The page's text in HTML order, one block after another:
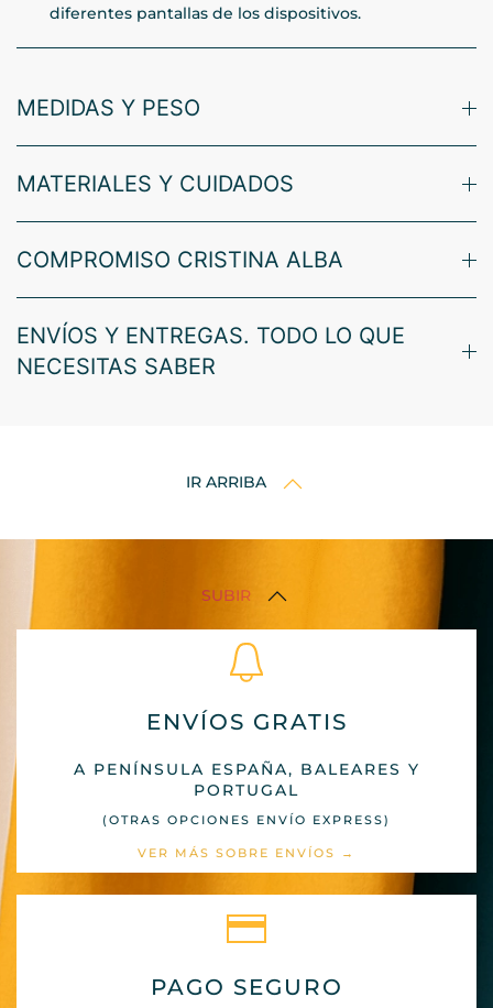
diferentes pantallas de los dispositivos.
MEDIDAS Y PESO
MATERIALES Y CUIDADOS
COMPROMISO CRISTINA ALBA
ENVÍOS Y ENTREGAS. TODO LO QUE
NECESITAS SABER
IR ARRIBA
SUBIR
ENVÍOS GRATIS
A PENÍNSULA ESPAÑA, BALEARES Y
PORTUGAL
(OTRAS OPCIONES ENVÍO EXPRESS)
VER MÁS SOBRE ENVÍOS →
PAGO SEGURO